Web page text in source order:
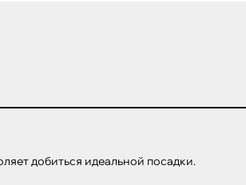
добиться идеальной посадки.